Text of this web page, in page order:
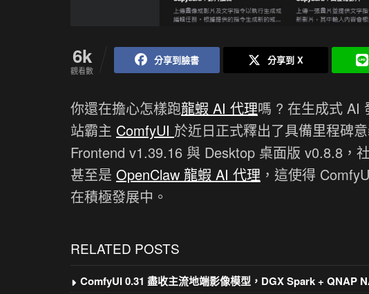
6k
觀看數
分享到臉書 分享到 X
你還在擔心怎樣跑龍蝦 AI 代理嗎 ? 在生成式 AI
站霸主 ComfyUI 於近日正式釋出了具備里程碑
Frontend v1.39.16 與 Desktop 桌面版 v0.8.8，
甚至是 OpenClaw 龍蝦 AI 代理 ，這使得
在積極發展中。
RELATED POSTS
ComfyUI 0.31 盡收主流地端影像模型，DGX Spark + QNAP